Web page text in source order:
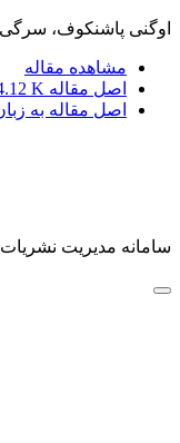
اوگنی پاشنکوف،
مشاهده مقاله
اصل مقاله K
اصل مقاله به
سامانه مدیریت